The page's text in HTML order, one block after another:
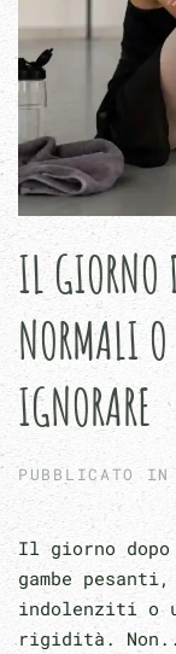
IL GIORNO
NORMALI
IGNORARE
PUBBLICATO IN
Il giorno
gambe
indolenziti o
rigidità.